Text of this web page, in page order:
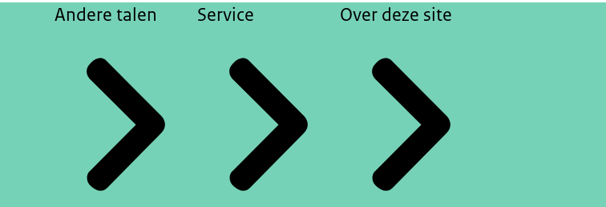
Andere talen Service Over deze site